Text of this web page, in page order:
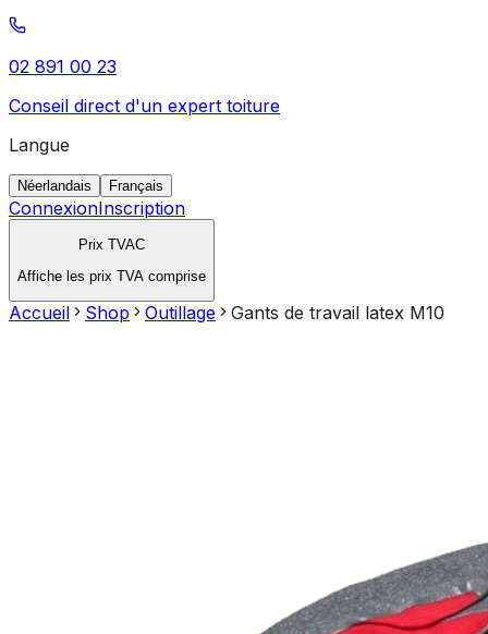
02 891 00 23
Conseil direct d'un expert toiture
Langue
Néerlandais Français
ConnexionInscription
Prix TVAC
Affiche les prix TVA comprise
Accueil Shop Outillage Gants de travail latex M10